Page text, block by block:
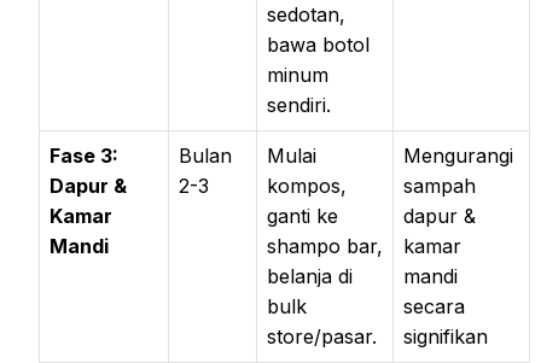
sedotan,
bawa botol
minum
sendiri.
Fase 3:
Dapur &
Kamar
Mandi
Bulan
2-3
Mulai
kompos,
ganti ke
shampo bar,
belanja di
bulk
store/pasar.
Mengurangi
sampah
dapur &
kamar
mandi
secara
signifikan